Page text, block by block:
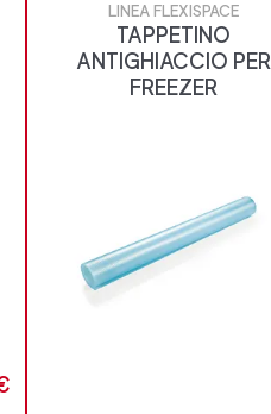
LINEA FLEXISPACE
TAPPETINO
ANTIGHIACCIO PER
FREEZER